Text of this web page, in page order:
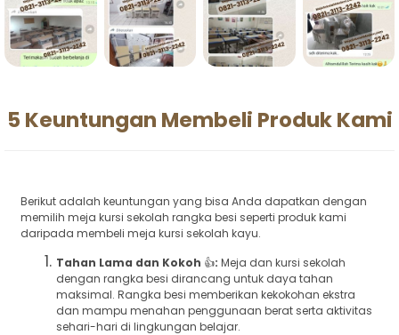
5 Keuntungan Membeli Produk Kami
Berikut adalah keuntungan yang bisa Anda dapatkan dengan
memilih meja kursi sekolah rangka besi seperti produk kami
daripada membeli meja kursi sekolah kayu.
Tahan Lama dan Kokoh 👍: Meja dan kursi sekolah
dengan rangka besi dirancang untuk daya tahan
maksimal. Rangka besi memberikan kekokohan ekstra
dan mampu menahan penggunaan berat serta aktivitas
sehari-hari di lingkungan belajar.